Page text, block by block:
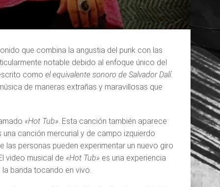
que combina la angustia del punk con las
notable debido al enfoque único del
como el equivalente sonoro de Salvador Dalí.
de maneras extrañas y maravillosas que
«Hot Tub». Esta canción también aparece
canción mercurial y de campo izquierdo
las personas pueden experimentar un nuevo giro
video musical de «Hot Tub»es una experiencia
banda tocando en vivo.